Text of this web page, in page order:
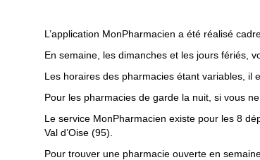
L’application MonPharmacien a été réalisé
En semaine, les dimanches et les jours fériés,
Les horaires des pharmacies étant variables, il
Pour les pharmacies de garde la nuit, si vous
Le service MonPharmacien existe pour les 8
Val d’Oise (95).
Pour trouver une pharmacie ouverte en